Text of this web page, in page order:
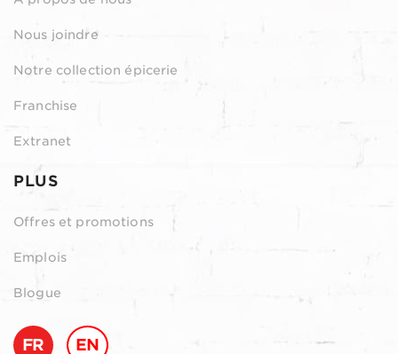
Nous joindre
Notre collection épicerie
Franchise
Extranet
PLUS
Offres et promotions
Emplois
Blogue
FR EN